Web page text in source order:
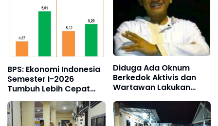
BPS: Ekonomi Indonesia
Semester I-2026
Tumbuh Lebih Cepat
dari Tahun 2025
Diduga Ada Oknum
Berkedok Aktivis dan
Wartawan Lakukan
Ketua LSM Forum
Rakyat Bersatu Minta